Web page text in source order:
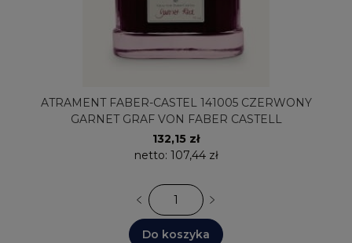
ATRAMENT FABER-CASTEL 141005 CZERWONY
GARNET GRAF VON FABER CASTELL
132,15 zł
netto: 107,44 zł
Do koszyka